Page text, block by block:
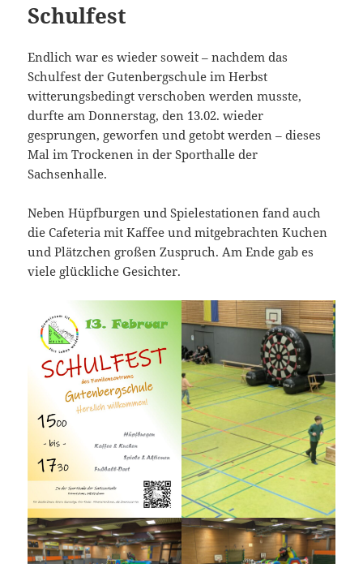
Schulfest
Endlich war es wieder soweit – nachdem das
Schulfest der Gutenbergschule im Herbst
witterungsbedingt verschoben werden musste,
durfte am Donnerstag, den 13.02. wieder
gesprungen, geworfen und getobt werden – dieses
Mal im Trockenen in der Sporthalle der
Sachsenhalle.
Neben Hüpfburgen und Spielestationen fand auch
die Cafeteria mit Kaffee und mitgebrachten Kuchen
und Plätzchen großen Zuspruch. Am Ende gab es
viele glückliche Gesichter.